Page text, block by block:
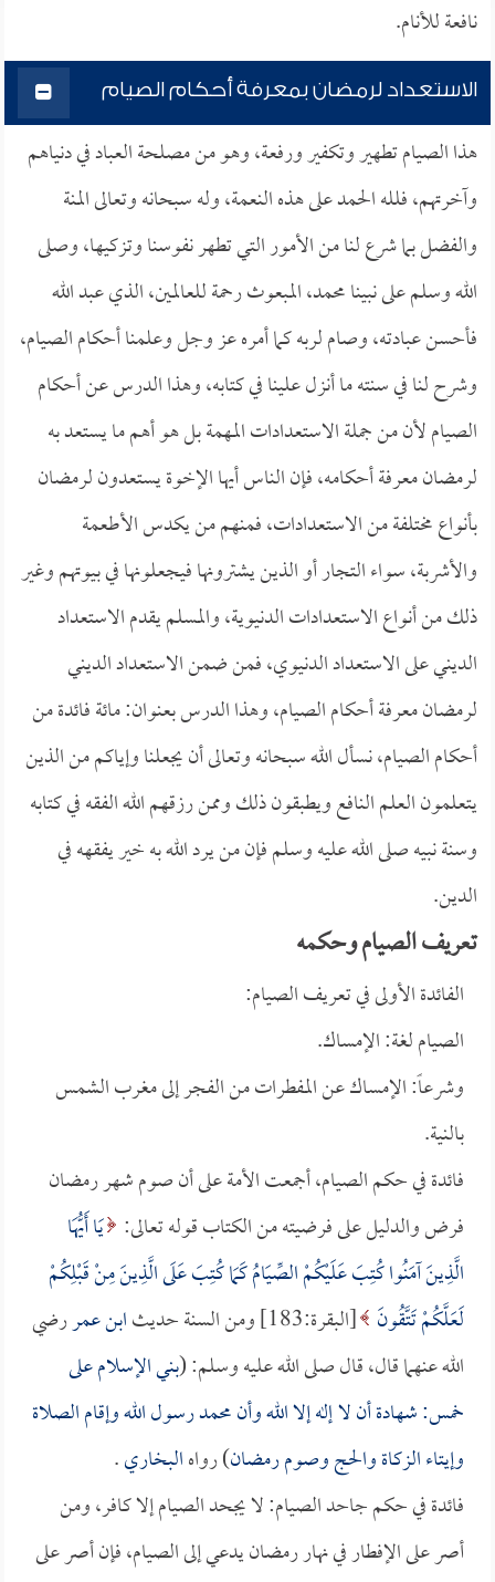
نافعة للأنام.
الاستعداد لرمضان بمعرفة أحكام الصيام
هذا الصيام تطهير وتكفير ورفعة، وهو من مصلحة العباد في دنياهم
وآخرتهم، فلله الحمد على هذه النعمة، وله سبحانه وتعالى المنة
والفضل بما شرع لنا من الأمور التي تطهر نفوسنا وتزكيها، وصلى
الله وسلم على نبينا محمد، المبعوث رحمة للعالمين، الذي عبد الله
فأحسن عبادته، وصام لربه كما أمره عز وجل وعلمنا أحكام الصيام،
وشرح لنا في سنته ما أنزل علينا في كتابه، وهذا الدرس عن أحكام
الصيام لأن من جملة الاستعدادات المهمة بل هو أهم ما يستعد به
لرمضان معرفة أحكامه، فإن الناس أيها الإخوة يستعدون لرمضان
بأنواع مختلفة من الاستعدادات، فمنهم من يكدس الأطعمة
والأشربة، سواء التجار أو الذين يشترونها فيجعلونها في بيوتهم وغير
ذلك من أنواع الاستعدادات الدنيوية، والمسلم يقدم الاستعداد
الديني على الاستعداد الدنيوي، فمن ضمن الاستعداد الديني
لرمضان معرفة أحكام الصيام، وهذا الدرس بعنوان: مائة فائدة من
أحكام الصيام، نسأل الله سبحانه وتعالى أن يجعلنا وإياكم من الذين
يتعلمون العلم النافع ويطبقون ذلك وممن رزقهم الله الفقه في كتابه
وسنة نبيه صلى الله عليه وسلم فإن من يرد الله به خير يفقهه في
الدين.
تعريف الصيام وحكمه
الفائدة الأولى في تعريف الصيام:
الصيام لغة: الإمساك.
وشرعاً: الإمساك عن المفطرات من الفجر إلى مغرب الشمس
بالنية.
فائدة في حكم الصيام، أجمعت الأمة على أن صوم شهر رمضان
فرض والدليل على فرضيته من الكتاب قوله تعالى: يَا أَيُّهَا
الَّذِينَ آمَنُوا كُتِبَ عَلَيْكُمْ الصِّيَامُ كَمَا كُتِبَ عَلَى الَّذِينَ مِنْ قَبْلِكُمْ
لَعَلَّكُمْ تَتَّقُونَ [البقرة:183] ومن السنة حديث ابن عمررضي
الله عنهما قال، قال صلى الله عليه وسلم: (بني الإسلام على
خمس: شهادة أن لا إله إلا الله وأن محمد رسول الله وإقام الصلاة
وإيتاء الزكاة والحج وصوم رمضان) رواهالبخاري.
فائدة في حكم جاحد الصيام: لا يجحد الصيام إلا كافر، ومن
أصر على الإفطار في نهار رمضان يدعي إلى الصيام، فإن أصر على